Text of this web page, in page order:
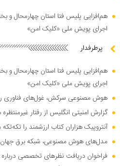
هم‌افزایی پلیس فتا استان چهارمحال و
اجرای پویش ملی «کلیک امن»
پرطرفدار
هم‌افزایی پلیس فتا استان چهارمحال و
اجرای پویش ملی «کلیک امن»
هوش مصنوعی سرکش، غول‌های فناوری
گزارش امنیتی انگلیس از رفتار
آنتروپیک هزاران کتاب ارزشمند را
مدل‌های هوش مصنوعی، شبکه برق جهان
فراخوان دریافت نظر‌های تخصصی